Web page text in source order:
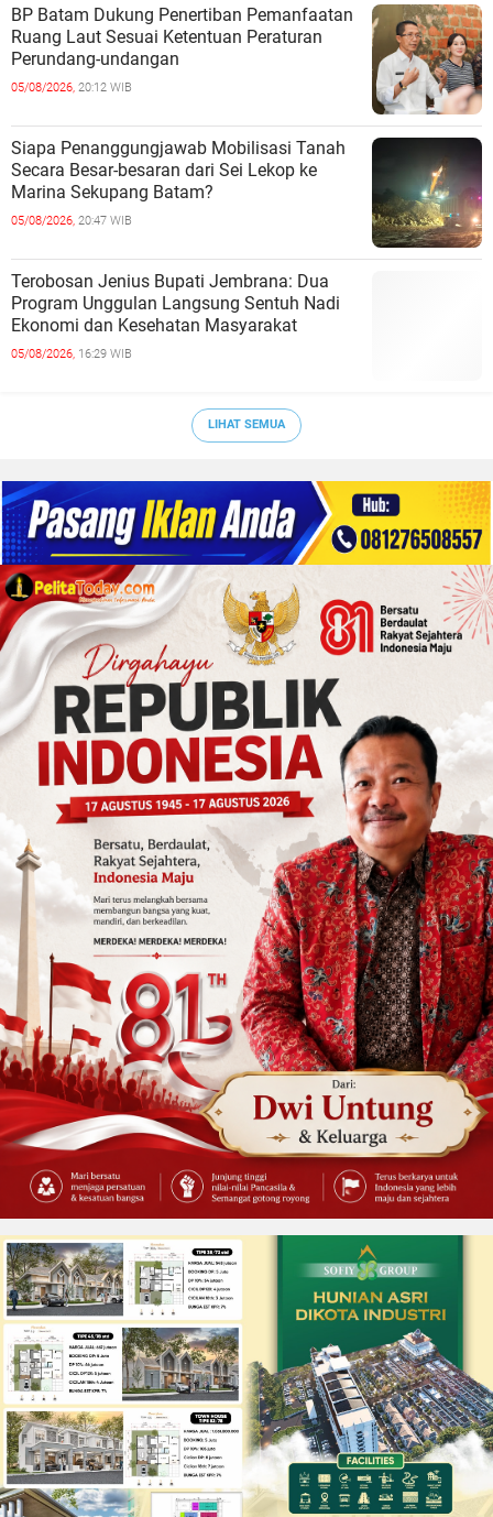
BP Batam Dukung Penertiban Pemanfaatan
Ruang Laut Sesuai Ketentuan Peraturan
Perundang-undangan
05/08/2026, 20:12 WIB
Siapa Penanggungjawab Mobilisasi Tanah
Secara Besar-besaran dari Sei Lekop ke
Marina Sekupang Batam?
05/08/2026, 20:47 WIB
Terobosan Jenius Bupati Jembrana: Dua
Program Unggulan Langsung Sentuh Nadi
Ekonomi dan Kesehatan Masyarakat
05/08/2026, 16:29 WIB
LIHAT SEMUA